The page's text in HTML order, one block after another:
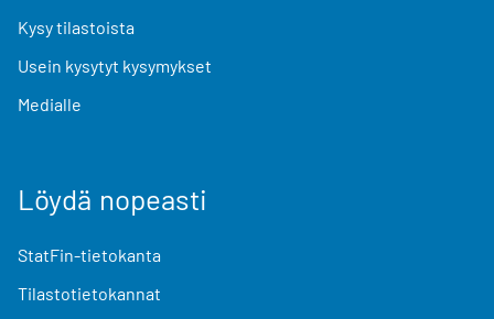
Kysy tilastoista
Usein kysytyt kysymykset
Medialle
Löydä nopeasti
StatFin-tietokanta
Tilastotietokannat